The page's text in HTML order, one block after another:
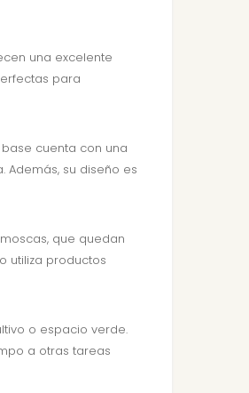
una excelente
para
base cuenta con una
Además, su diseño es
que quedan
utiliza productos
o espacio verde.
a otras tareas